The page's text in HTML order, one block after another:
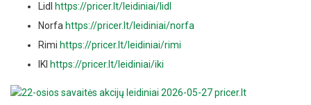
Lidl
https://pricer.lt/leidiniai/lidl
Norfa https://pricer.lt/leidiniai/norfa
Rimi https://pricer.lt/leidiniai/rimi
IKI https://pricer.lt/leidiniai/iki